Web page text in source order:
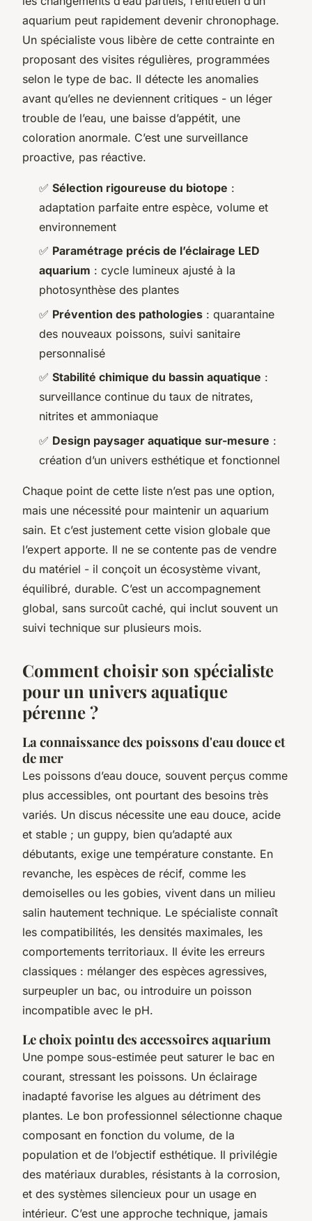
aquarium peut rapidement devenir chronophage.
Un spécialiste vous libère de cette contrainte en
proposant des visites régulières, programmées
selon le type de bac. Il détecte les anomalies
avant qu’elles ne deviennent critiques - un léger
trouble de l’eau, une baisse d’appétit, une
coloration anormale. C’est une surveillance
proactive, pas réactive.
✅ Sélection rigoureuse du biotope :
adaptation parfaite entre espèce, volume et
environnement
✅ Paramétrage précis de l’éclairage LED
aquarium : cycle lumineux ajusté à la
photosynthèse des plantes
✅ Prévention des pathologies : quarantaine
des nouveaux poissons, suivi sanitaire
personnalisé
✅ Stabilité chimique du bassin aquatique :
surveillance continue du taux de nitrates,
nitrites et ammoniaque
✅ Design paysager aquatique sur-mesure :
création d’un univers esthétique et fonctionnel
Chaque point de cette liste n’est pas une option,
mais une nécessité pour maintenir un aquarium
sain. Et c’est justement cette vision globale que
l’expert apporte. Il ne se contente pas de vendre
du matériel - il conçoit un écosystème vivant,
équilibré, durable. C’est un accompagnement
global, sans surcoût caché, qui inclut souvent un
suivi technique sur plusieurs mois.
Comment choisir son spécialiste
pour un univers aquatique
pérenne ?
La connaissance des poissons d'eau douce et
de mer
Les poissons d’eau douce, souvent perçus comme
plus accessibles, ont pourtant des besoins très
variés. Un discus nécessite une eau douce, acide
et stable ; un guppy, bien qu’adapté aux
débutants, exige une température constante. En
revanche, les espèces de récif, comme les
demoiselles ou les gobies, vivent dans un milieu
salin hautement technique. Le spécialiste connaît
les compatibilités, les densités maximales, les
comportements territoriaux. Il évite les erreurs
classiques : mélanger des espèces agressives,
surpeupler un bac, ou introduire un poisson
incompatible avec le pH.
Le choix pointu des accessoires aquarium
Une pompe sous-estimée peut saturer le bac en
courant, stressant les poissons. Un éclairage
inadapté favorise les algues au détriment des
plantes. Le bon professionnel sélectionne chaque
composant en fonction du volume, de la
population et de l’objectif esthétique. Il privilégie
des matériaux durables, résistants à la corrosion,
et des systèmes silencieux pour un usage en
intérieur. C’est une approche technique, jamais